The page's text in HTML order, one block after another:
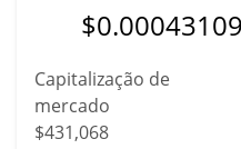
$0.00043109
Capitalização de
mercado
$431,068